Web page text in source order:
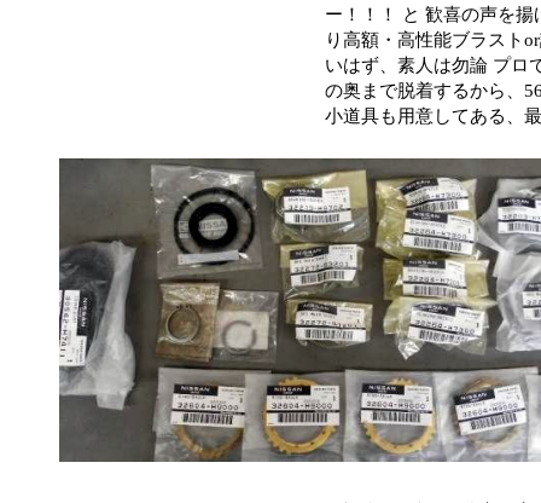
ー！！！ と 歓喜の声を
り高額・高性能ブラスト
いはず、素人は勿論 プロ
の奥まで脱着するから、
小道具も用意してある、